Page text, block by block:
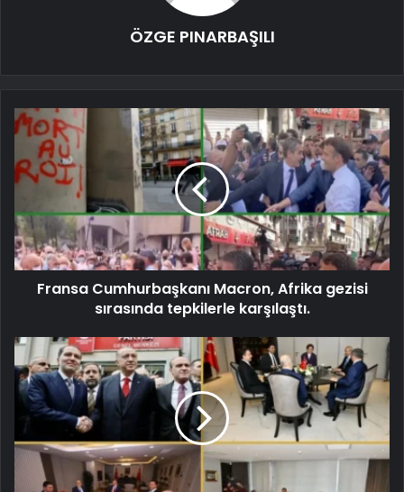
ÖZGE PINARBAŞILI
Fransa Cumhurbaşkanı Macron, Afrika gezisi
sırasında tepkilerle karşılaştı.